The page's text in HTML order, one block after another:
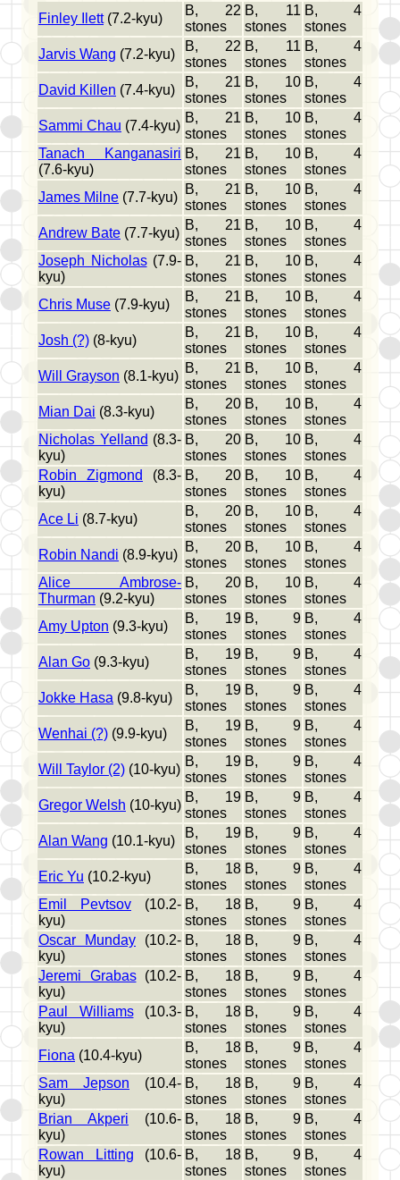
Finley Ilett(7.2-kyu)
B, 22
stones
B, 11
stones
B, 4
stones
Jarvis Wang (7.2-kyu)
B, 22
stones
B, 11
stones
B, 4
stones
David Killen (7.4-kyu)
B, 21
stones
B, 10
stones
B, 4
stones
Sammi Chau (7.4-kyu)
B, 21
stones
B, 10
stones
B, 4
stones
Tanach Kanganasiri
(7.6-kyu)
B, 21
stones
B, 10
stones
B, 4
stones
James Milne (7.7-kyu)
B, 21
stones
B, 10
stones
B, 4
stones
Andrew Bate (7.7-kyu)
B, 21
stones
B, 10
stones
B, 4
stones
Joseph Nicholas(7.9-
kyu)
B, 21
stones
B, 10
stones
B, 4
stones
Chris Muse (7.9-kyu)
B, 21
stones
B, 10
stones
B, 4
stones
Josh (?) (8-kyu)
B, 21
stones
B, 10
stones
B, 4
stones
Will Grayson (8.1-kyu)
B, 21
stones
B, 10
stones
B, 4
stones
Mian Dai (8.3-kyu)
B, 20
stones
B, 10
stones
B, 4
stones
Nicholas Yelland (8.3-
kyu)
B, 20
stones
B, 10
stones
B, 4
stones
Robin Zigmond
(8.3-
kyu)
B, 20
stones
B, 10
stones
B, 4
stones
Ace Li (8.7-kyu)
B, 20
stones
B, 10
stones
B, 4
stones
Robin Nandi (8.9-kyu)
B, 20
stones
B, 10
stones
B, 4
stones
Alice Ambrose-
Thurman (9.2-kyu)
B, 20
stones
B, 10
stones
B, 4
stones
Amy Upton (9.3-kyu)
B, 19
stones
B, 9
stones
B, 4
stones
Alan Go (9.3-kyu)
B, 19
stones
B, 9
stones
B, 4
stones
Jokke Hasa (9.8-kyu)
B, 19
stones
B, 9
stones
B, 4
stones
Wenhai (?) (9.9-kyu)
B, 19
stones
B, 9
stones
B, 4
stones
Will Taylor (2) (10-kyu)
B, 19
stones
B, 9
stones
B, 4
stones
Gregor Welsh (10-kyu)
B, 19
stones
B, 9
stones
B, 4
stones
Alan Wang (10.1-kyu)
B, 19
stones
B, 9
stones
B, 4
stones
Eric Yu (10.2-kyu)
B, 18
stones
B, 9
stones
B, 4
stones
Emil Pevtsov (10.2-
kyu)
B, 18
stones
B, 9
stones
B, 4
stones
Oscar Munday (10.2-
kyu)
B, 18
stones
B, 9
stones
B, 4
stones
Jeremi Grabas(10.2-
kyu)
B, 18
stones
B, 9
stones
B, 4
stones
Paul Williams(10.3-
kyu)
B, 18
stones
B, 9
stones
B, 4
stones
Fiona (10.4-kyu)
B, 18
stones
B, 9
stones
B, 4
stones
Sam Jepson (10.4-
kyu)
B, 18
stones
B, 9
stones
B, 4
stones
Brian Akperi (10.6-
kyu)
B, 18
stones
B, 9
stones
B, 4
stones
Rowan Litting (10.6-
kyu)
B, 18
stones
B, 9
stones
B, 4
stones